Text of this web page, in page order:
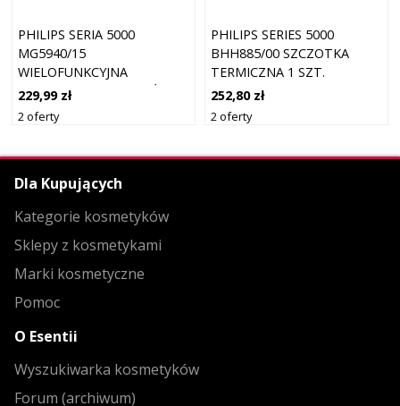
PHILIPS SERIA 5000
MG5940/15
WIELOFUNKCYJNA
MASZYNKA DO STRZYŻENIA
BRODY, WŁOSÓW I CIAŁA
229,99 zł
2 oferty
PHILIPS SERIES 5000
BHH885/00 SZCZOTKA
TERMICZNA 1 SZT.
252,80 zł
2 oferty
Dla Kupujących
Kategorie kosmetyków
Sklepy z kosmetykami
Marki kosmetyczne
Pomoc
O Esentii
Wyszukiwarka kosmetyków
Forum (archiwum)